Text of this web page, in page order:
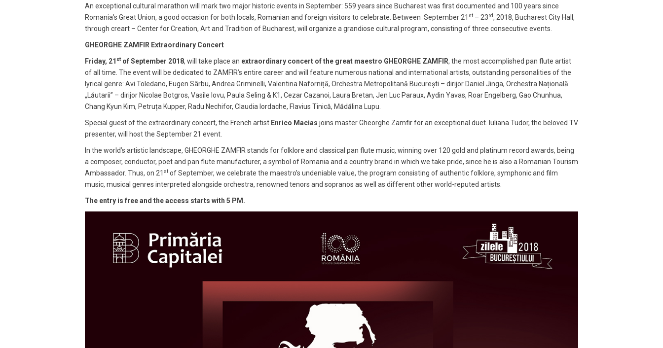
An exceptional cultural marathon will mark two major historic events in September: 559 years since Bucharest was first documented and 100 years since
Romania’s Great Union, a good occasion for both locals, Romanian and foreign visitors to celebrate. Between September 21 st – 23rd, 2018, Bucharest City Hall,
through creart – Center for Creation, Art and Tradition of Bucharest, will organize a grandiose cultural program, consisting of three consecutive events.
GHEORGHE ZAMFIR Extraordinary Concert
Friday, 21 stof September 2018, will take place an extraordinary concert of the great maestro GHEORGHE ZAMFIR, the most accomplished pan flute artist
of all time. The event will be dedicated to ZAMFIR’s entire career and will feature numerous national and international artists, outstanding personalities of the
lyrical genre: Avi Toledano, Eugen Sârbu, Andrea Griminelli, Valentina Naforniță, Orchestra Metropolitană București – dirijor Daniel Jinga, Orchestra Națională
„Lăutarii” – dirijor Nicolae Botgros, Vasile Iovu, Paula Seling & K1, Cezar Cazanoi, Laura Bretan, Jen Luc Paraux, Aydin Yavas, Roar Engelberg, Gao Chunhua,
Chang Kyun Kim, Petruța Kupper, Radu Nechifor, Claudia Iordache, Flavius Tinică, Mădălina Lupu.
Special guest of the extraordinary concert, the French artist Enrico Macias joins master Gheorghe Zamfir for an exceptional duet. Iuliana Tudor, the beloved TV
presenter, will host the September 21 event.
In the world’s artistic landscape, GHEORGHE ZAMFIR stands for folklore and classical pan flute music, winning over 120 gold and platinum record awards, being
a composer, conductor, poet and pan flute manufacturer, a symbol of Romania and a country brand in which we take pride, since he is also a Romanian Tourism
Ambassador. Thus, on 21 st of September, we celebrate the maestro’s undeniable value, the program consisting of authentic folklore, symphonic and film
music, musical genres interpreted alongside orchestra, renowned tenors and sopranos as well as different other world-reputed artists.
The entry is free and the access starts with 5 PM.